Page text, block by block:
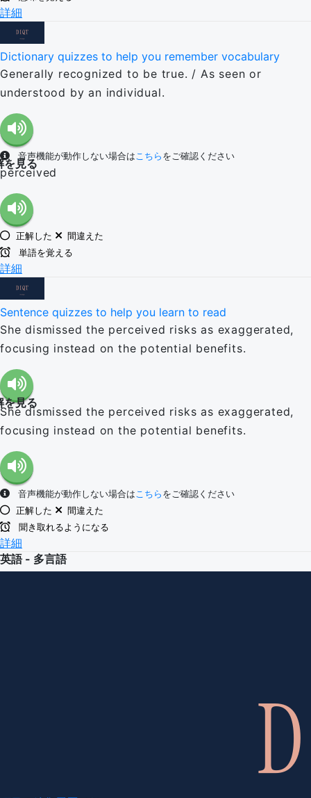
詳細
Dictionary quizzes to help you remember vocabulary
Generally recognized to be true. / As seen or
understood by an individual.
音声機能が動作しない場合はこちら をご確認ください
を見る
perceived
正解した
間違えた
単語を覚える
詳細
Sentence quizzes to help you learn to read
She dismissed the perceived risks as exaggerated,
focusing instead on the potential benefits.
を見る
She dismissed the perceived risks as exaggerated,
focusing instead on the potential benefits.
音声機能が動作しない場合はこちら をご確認ください
正解した
間違えた
聞き取れるようになる
詳細
英語 - 多言語